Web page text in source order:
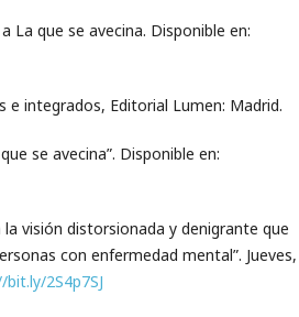
La que se avecina. Disponible en:
e integrados, Editorial Lumen: Madrid.
se avecina”. Disponible en:
la visión distorsionada y denigrante que
con enfermedad mental”. Jueves,
2S4p7SJ